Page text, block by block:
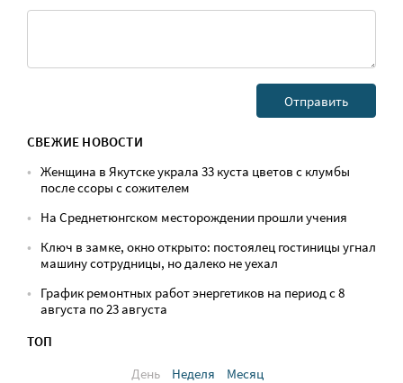
СВЕЖИЕ НОВОСТИ
Женщина в Якутске украла 33 куста цветов с клумбы
после ссоры с сожителем
На Среднетюнгском месторождении прошли учения
Ключ в замке, окно открыто: постоялец гостиницы угнал
машину сотрудницы, но далеко не уехал
График ремонтных работ энергетиков на период с 8
августа по 23 августа
ТОП
День
Неделя Месяц